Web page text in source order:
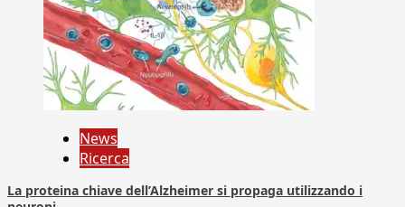
News
Ricerca
La proteina chiave dell’Alzheimer si propaga utilizzando i